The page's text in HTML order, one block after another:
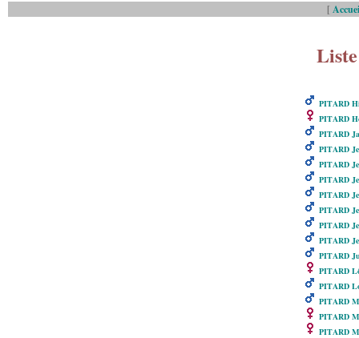
[
PITARD
PITARD
PITARD
PITARD
PITARD
PITARD
PITARD
PITARD
PITARD
PITARD
PITARD
PITARD
PITARD
PITARD
PITARD
PITARD